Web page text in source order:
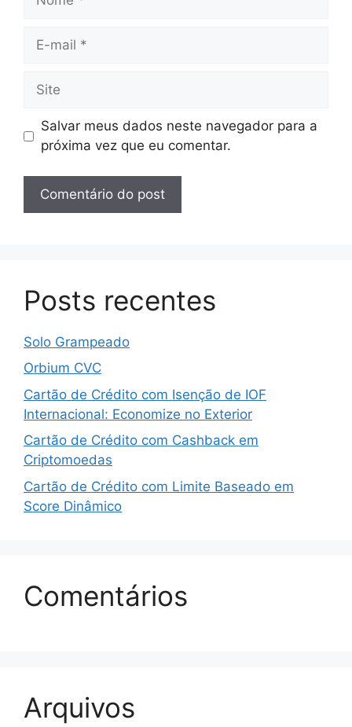
Site
Salvar meus dados neste navegador para a
próxima vez que eu comentar.
Posts recentes
Solo Grampeado
Orbium CVC
Cartão de Crédito com Isenção de IOF
Internacional: Economize no Exterior
Cartão de Crédito com Cashback em
Criptomoedas
Cartão de Crédito com Limite Baseado em
Score Dinâmico
Comentários
Arquivos